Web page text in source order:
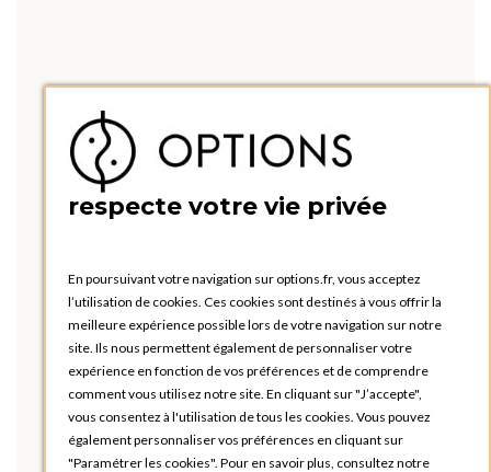
respecte votre vie privée
En poursuivant votre navigation sur options.fr, vous acceptez
l’utilisation de cookies. Ces cookies sont destinés à vous offrir la
meilleure expérience possible lors de votre navigation sur notre
site. Ils nous permettent également de personnaliser votre
expérience en fonction de vos préférences et de comprendre
comment vous utilisez notre site. En cliquant sur "J’accepte",
vous consentez à l'utilisation de tous les cookies. Vous pouvez
également personnaliser vos préférences en cliquant sur
"Paramétrer les cookies". Pour en savoir plus, consultez notre